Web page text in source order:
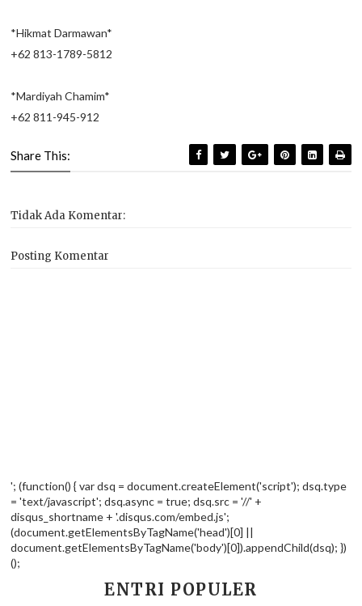
*Hikmat Darmawan*
+62 813-1789-5812
*Mardiyah Chamim*
+62 811-945-912
Share This:
Tidak Ada Komentar:
Posting Komentar
'; (function() { var dsq = document.createElement('script'); dsq.type
= 'text/javascript'; dsq.async = true; dsq.src = '//' +
disqus_shortname + '.disqus.com/embed.js';
(document.getElementsByTagName('head')[0] ||
document.getElementsByTagName('body')[0]).appendChild(dsq); })
();
ENTRI POPULER